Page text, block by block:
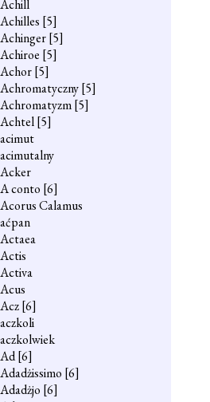
Achill
Achilles [5]
Achinger[5]
Achiroe [5]
Achor[5]
Achromatyczny[5]
Achromatyzm[5]
Achtel[5]
acimut
acimutalny
Acker
A conto [6]
Acorus Calamus
aćpan
Actaea
Actis
Activa
Acus
Acz[6]
aczkoli
aczkolwiek
Ad[6]
Adadżissimo [6]
Adadżjo [6]